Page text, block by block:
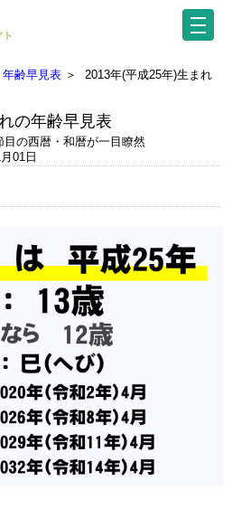
年齢早見表 ＞
2013年(平成25年)生まれ
の年齢早見表
目の西暦・和暦が一目瞭然
01日